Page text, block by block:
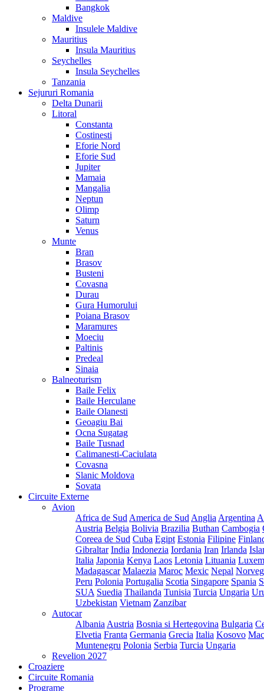
Bangkok
Maldive
Insulele Maldive
Mauritius
Insula Mauritius
Seychelles
Insula Seychelles
Tanzania
Sejururi Romania
Delta Dunarii
Litoral
Constanta
Costinesti
Eforie Nord
Eforie Sud
Jupiter
Mamaia
Mangalia
Neptun
Olimp
Saturn
Venus
Munte
Bran
Brasov
Busteni
Covasna
Durau
Gura Humorului
Poiana Brasov
Maramures
Moeciu
Paltinis
Predeal
Sinaia
Balneoturism
Baile Felix
Baile Herculane
Baile Olanesti
Geoagiu Bai
Ocna Sugatag
Baile Tusnad
Calimanesti-Caciulata
Covasna
Slanic Moldova
Sovata
Circuite Externe
Avion
Africa de Sud America de Sud Anglia Argentina
Austria Belgia Bolivia Brazilia Buthan Cambogia
Coreea de Sud Cuba Egipt Estonia Filipine
Gibraltar India Indonezia Iordania Iran Irlanda
Italia Japonia Kenya Laos Letonia Lituania
Madagascar Malaezia Maroc Mexic Nepal
Peru Polonia Portugalia Scotia Singapore Spania
SUA Suedia Thailanda Tunisia Turcia Ungaria
Uzbekistan Vietnam Zanzibar
Autocar
Albania Austria Bosnia si Hertegovina Bulgaria
Elvetia Franta Germania Grecia Italia Kosovo
Muntenegru Polonia Serbia Turcia Ungaria
Revelion 2027
Croaziere
Circuite Romania
Programe